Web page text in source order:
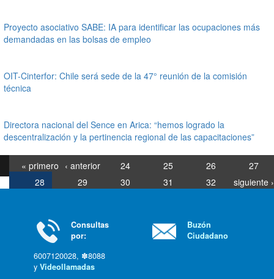
Proyecto asociativo SABE: IA para identificar las ocupaciones más
demandadas en las bolsas de empleo
OIT-Cinterfor: Chile será sede de la 47° reunión de la comisión
técnica
Directora nacional del Sence en Arica: “hemos logrado la
descentralización y la pertinencia regional de las capacitaciones”
« primero ‹ anterior 24 25 26
27
28
29 30 31 32
siguiente ›
Consultas
por:
6007120028, ✽8088
y Videollamadas
Buzón
Ciudadano